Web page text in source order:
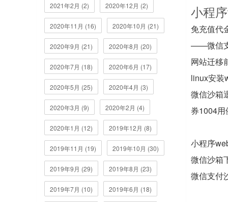
2021年2月 (2) 2020年12月 (2)
2020年11月 (16) 2020年10月 (21)
2020年9月 (21) 2020年8月 (20)
2020年7月 (18) 2020年6月 (17)
2020年5月 (25) 2020年4月 (3)
2020年3月 (9) 2020年2月 (4)
2020年1月 (12) 2019年12月 (8)
2019年11月 (19) 2019年10月 (30)
2019年9月 (29) 2019年8月 (23)
2019年7月 (10) 2019年6月 (18)
小程
免充值代
——微信
网站迁移
linux安装
微信沙箱
券1004
小程序
微信沙箱
微信支付